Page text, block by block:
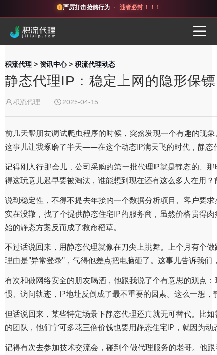
严厉打击抢购行为 · 违者必封！！！
积流代理 > 资讯中心> 积流代理动态
静态代理IP：稳定上网的隐形保
积流代理 2025-04-15
前几天帮朋友调试爬虫程序的时候，突然发现一个有趣的现
这事儿让我琢磨了半天——在这个动态IP满天飞的时代，静态
记得刚入行那会儿，公司采购的第一批代理IP就是静态的。
得这玩意儿迟早要被淘汰，谁能想到现在还有这么多人在用
说到稳定性，不得不提去年接的一个数据分析项目。客户要
实在没辙，找了个提供静态住宅IP的服务商，虽然价格贵得
始的静态方案反而成了救命稻草。
不过话说回来，用静态代理就像在刀尖上跳舞。上个月有个
理由是"异常登录"，气得他差点把电脑砸了。这事儿告诉我
有次和做网络安全的朋友喝酒，他跟我说了个有意思的观点
惯、访问轨迹，IP地址反倒成了最不重要的因素。这么一想
但话说回来，某些特定场景下静态代理还真就无可替代。比
的团队，他们宁可多花三倍价钱也要用静态住宅IP，就因为
记得有次去参加技术交流会，碰到个做代理服务的老哥。他